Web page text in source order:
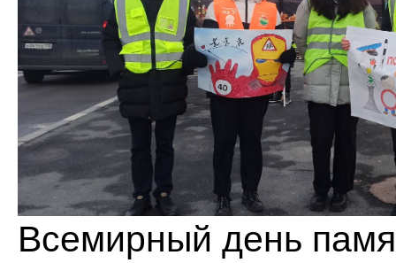
Всемирный день